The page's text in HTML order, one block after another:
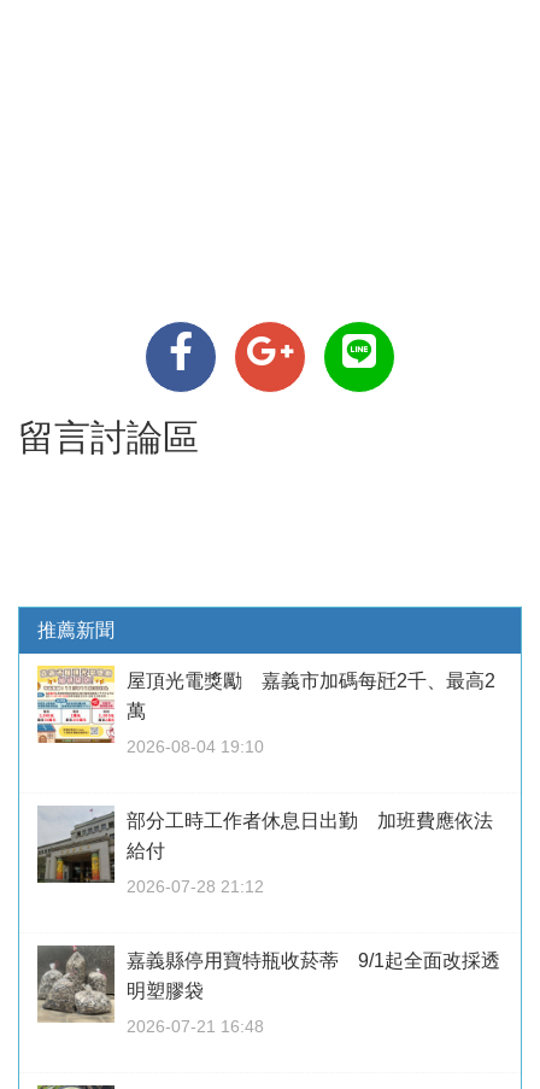
留言討論區
推薦新聞
屋頂光電獎勵 嘉義市加碼每瓩2千、最高2
萬
2026-08-04 19:10
部分工時工作者休息日出勤 加班費應依法
給付
2026-07-28 21:12
嘉義縣停用寶特瓶收菸蒂 9/1起全面改採透
明塑膠袋
2026-07-21 16:48